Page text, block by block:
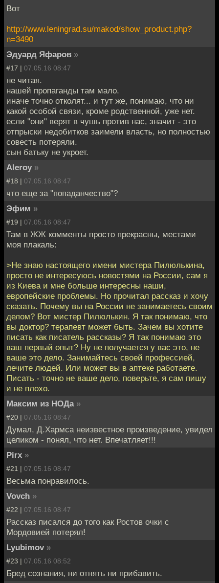
Вот
http://www.leningrad.su/makod/show_product.php?
n=3490
Эдуард Яфаров »
#17 | 07.05.16 08:47
не читая.
нашей пропаганды там мало.
иначе точно отколят... и тут же, понимаю, что ни
какой особой связи, кроме родственной, уже нет.
если "они" верят в чушь против нас, значит - это
отпрыски недобитков заимели власть, но полностью
совесть потеряли.
сын батьку не укроет.
Aleroy »
#18 | 07.05.16 08:47
что еще за "попаданчество"?
Эфим »
#19 | 07.05.16 08:47
Там в ЖЖ комменты просто прекрасны, местами
моя плакаль:
>Не знаю настоящего имени мистера Пилюлькина,
просто не интересуюсь новостями на России, сам я
из Киева и мне больше интересны наши,
европейские проблемы. Но прочитал рассказ и хочу
сказать. Почему вы на России не занимаетесь своим
делом? Вот мистер Пилюлькин. Я так понимаю, что
вы доктор? терапевт может быть. Зачем вы хотите
писать как писатель рассказы? Я так понимаю это
ваш первый опыт? Ну не получается у вас это, не
ваше это дело. Занимайтесь своей профессией,
лечите людей. Или может вы в аптеке работаете.
Писать - точно не ваше дело, поверьте, я сам пишу
и не плохо.
Максим из НОДа »
#20 | 07.05.16 08:47
Думал, Д.Хармса неизвестное произведение, увидел
целиком - понял, что нет. Впечатляет!!!
Pirx »
#21 | 07.05.16 08:47
Весьма понравилось.
Vovch »
#22 | 07.05.16 08:47
Рассказ писался до того как Ростов очки с
Мордовией потерял!
Lyubimov »
#23 | 07.05.16 08:52
Бред сознания, ни отнять ни прибавить.